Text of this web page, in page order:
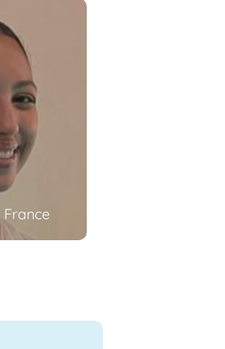
France